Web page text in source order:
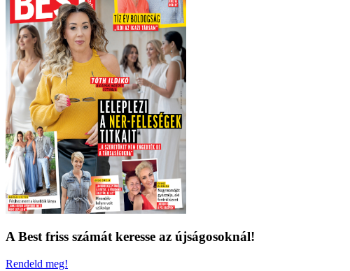
A Best friss számát keresse az újságosoknál!
Rendeld meg!